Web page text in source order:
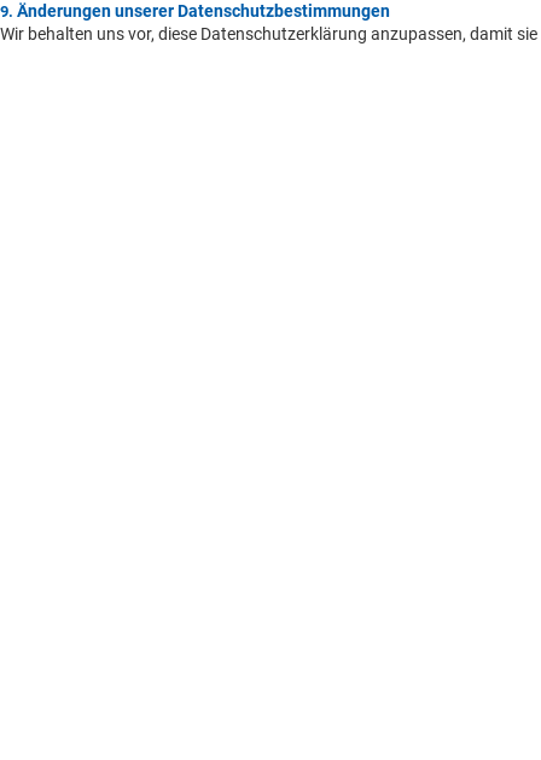
9. Änderungen unserer Datenschutzbestimmungen
Wir behalten uns vor, diese Datenschutzerklärung anzupassen, damit